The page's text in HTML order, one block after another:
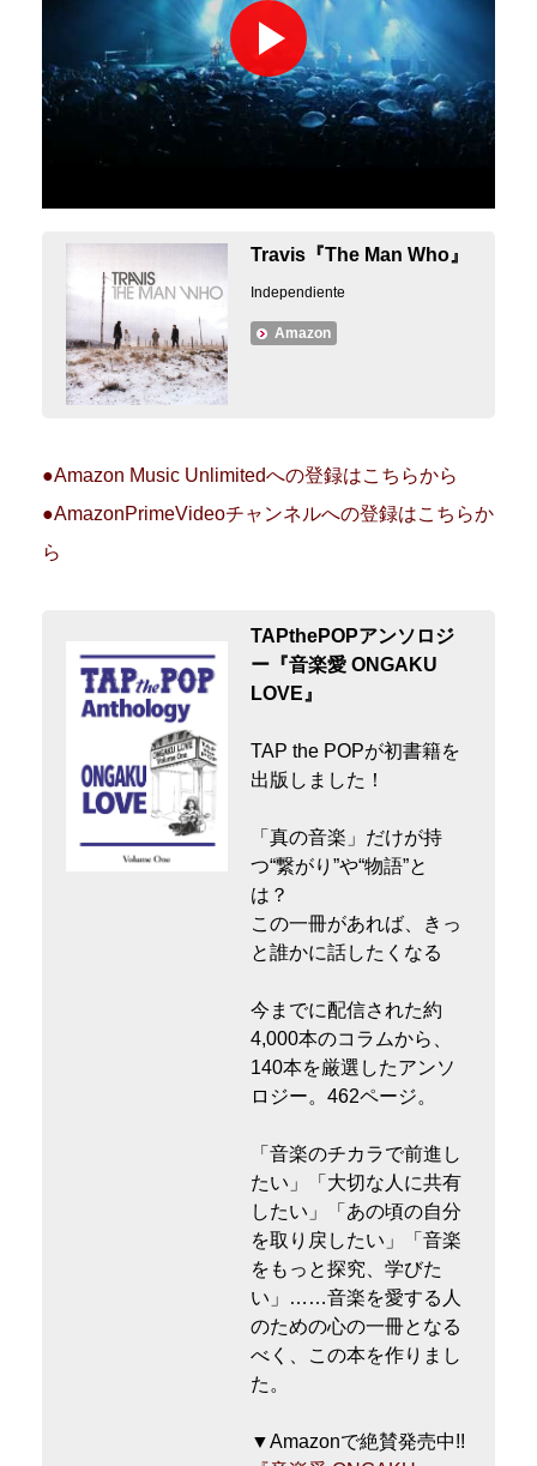
Travis『The Man Who』
Independiente
Amazon
●Amazon Music Unlimitedへの登録はこちらから
●AmazonPrimeVideoチャンネルへの登録はこちらか
ら
TAPthePOPアンソロジ
ー『音楽愛 ONGAKU
LOVE』
TAP the POPが初書籍を
出版しました！
「真の音楽」だけが持
つ“繋がり”や“物語”と
は？
この一冊があれば、きっ
と誰かに話したくなる
今までに配信された約
4,000本のコラムから、
140本を厳選したアンソ
ロジー。462ページ。
「音楽のチカラで前進し
たい」「大切な人に共有
したい」「あの頃の自分
を取り戻したい」「音楽
をもっと探究、学びた
い」……音楽を愛する人
のための心の一冊となる
べく、この本を作りまし
た。
▼Amazonで絶賛発売中!!